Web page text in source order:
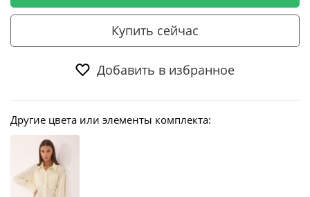
Купить сейчас
Добавить в избранное
Другие цвета или элементы комплекта: